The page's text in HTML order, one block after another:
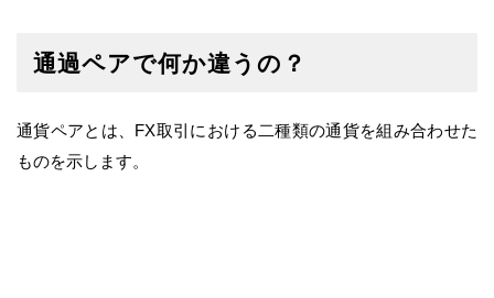
通過ペアで何か違うの？
通貨ペアとは、FX取引における二種類の通貨を組み合わせた
ものを示します。